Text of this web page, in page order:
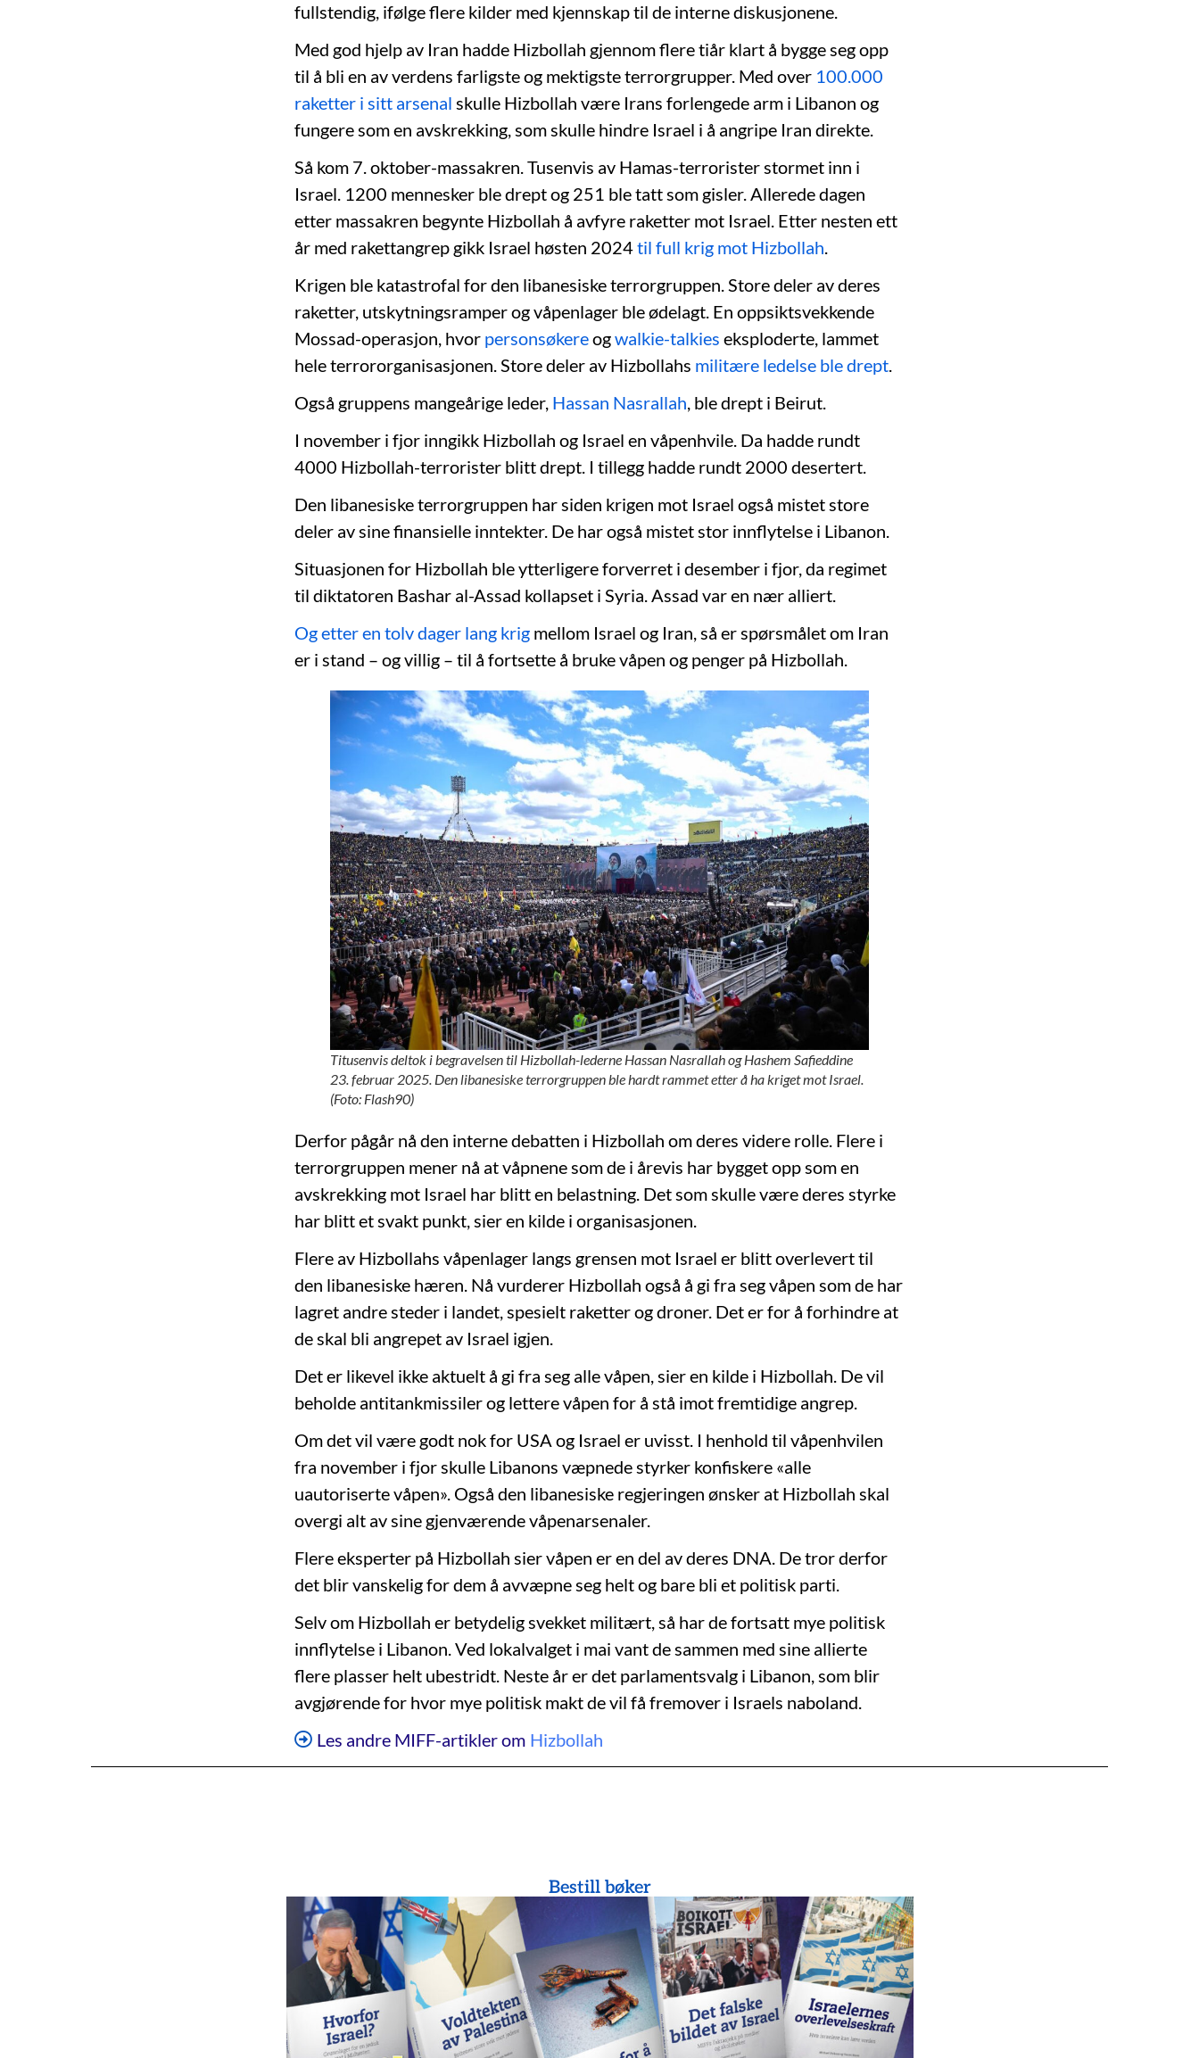
fullstendig, ifølge flere kilder med kjennskap til de interne diskusjonene.
Med god hjelp av Iran hadde Hizbollah gjennom flere tiår klart å bygge seg opp
til å bli en av verdens farligste og mektigste terrorgrupper. Med over 100.000
raketter i sitt arsenal skulle Hizbollah være Irans forlengede arm i Libanon og
fungere som en avskrekking, som skulle hindre Israel i å angripe Iran direkte.
Så kom 7. oktober-massakren. Tusenvis av Hamas-terrorister stormet inn i
Israel. 1200 mennesker ble drept og 251 ble tatt som gisler. Allerede dagen
etter massakren begynte Hizbollah å avfyre raketter mot Israel. Etter nesten ett
år med rakettangrep gikk Israel høsten 2024til full krig mot Hizbollah.
Krigen ble katastrofal for den libanesiske terrorgruppen. Store deler av deres
raketter, utskytningsramper og våpenlager ble ødelagt. En oppsiktsvekkende
Mossad-operasjon, hvor personsøkereogwalkie-talkies eksploderte, lammet
hele terrororganisasjonen. Store deler av Hizbollahs militære ledelse ble drept.
Også gruppens mangeårige leder, Hassan Nasrallah, ble drept i Beirut.
I november i fjor inngikk Hizbollah og Israel en våpenhvile. Da hadde rundt
4000 Hizbollah-terrorister blitt drept. I tillegg hadde rundt 2000 desertert.
Den libanesiske terrorgruppen har siden krigen mot Israel også mistet store
deler av sine finansielle inntekter. De har også mistet stor innflytelse i Libanon.
Situasjonen for Hizbollah ble ytterligere forverret i desember i fjor, da regimet
til diktatoren Bashar al-Assad kollapset i Syria. Assad var en nær alliert.
Og etter en tolv dager lang krig mellom Israel og Iran, så er spørsmålet om Iran
er i stand – og villig – til å fortsette å bruke våpen og penger på Hizbollah.
Titusenvis deltok i begravelsen til Hizbollah-lederne Hassan Nasrallah og Hashem Safieddine
23. februar 2025. Den libanesiske terrorgruppen ble hardt rammet etter å ha kriget mot Israel.
(Foto: Flash90)
Derfor pågår nå den interne debatten i Hizbollah om deres videre rolle. Flere i
terrorgruppen mener nå at våpnene som de i årevis har bygget opp som en
avskrekking mot Israel har blitt en belastning. Det som skulle være deres styrke
har blitt et svakt punkt, sier en kilde i organisasjonen.
Flere av Hizbollahs våpenlager langs grensen mot Israel er blitt overlevert til
den libanesiske hæren. Nå vurderer Hizbollah også å gi fra seg våpen som de har
lagret andre steder i landet, spesielt raketter og droner. Det er for å forhindre at
de skal bli angrepet av Israel igjen.
Det er likevel ikke aktuelt å gi fra seg alle våpen, sier en kilde i Hizbollah. De vil
beholde antitankmissiler og lettere våpen for å stå imot fremtidige angrep.
Om det vil være godt nok for USA og Israel er uvisst. I henhold til våpenhvilen
fra november i fjor skulle Libanons væpnede styrker konfiskere «alle
uautoriserte våpen». Også den libanesiske regjeringen ønsker at Hizbollah skal
overgi alt av sine gjenværende våpenarsenaler.
Flere eksperter på Hizbollah sier våpen er en del av deres DNA. De tror derfor
det blir vanskelig for dem å avvæpne seg helt og bare bli et politisk parti.
Selv om Hizbollah er betydelig svekket militært, så har de fortsatt mye politisk
innflytelse i Libanon. Ved lokalvalget i mai vant de sammen med sine allierte
flere plasser helt ubestridt. Neste år er det parlamentsvalg i Libanon, som blir
avgjørende for hvor mye politisk makt de vil få fremover i Israels naboland.
Les andre MIFF-artikler om Hizbollah
Bestill bøker